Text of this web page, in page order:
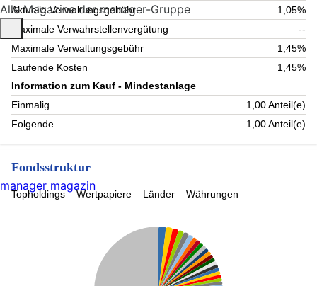
Aktuelle Verwaltungsgebühr
1,05%
Maximale Verwahrstellenvergütung
--
Maximale Verwaltungsgebühr
1,45%
Laufende Kosten
1,45%
Information zum Kauf - Mindestanlage
Einmalig
1,00 Anteil(e)
Folgende
1,00 Anteil(e)
Fondsstruktur
Topholdings Wertpapiere Länder Währungen
Alle Magazine der manager-Gruppe
manager magazin